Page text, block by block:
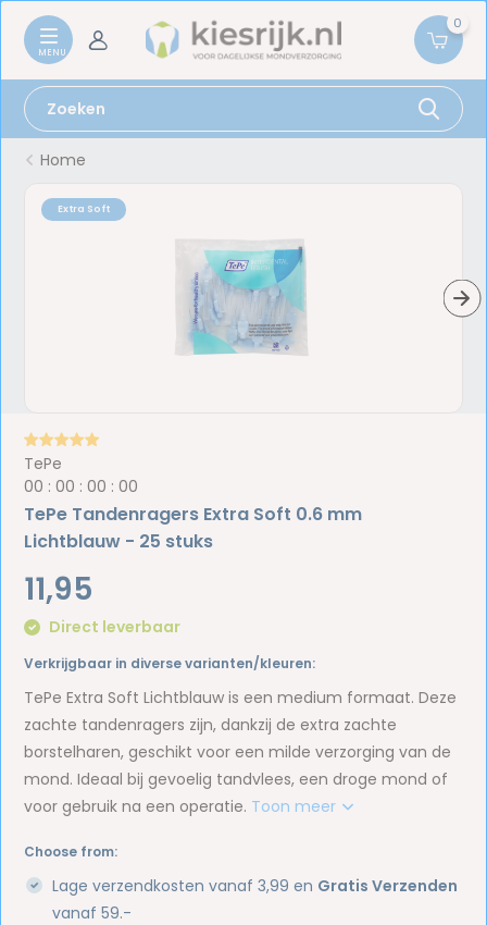
0
Home
Extra Soft
TePe
00 :00 :00 :00
TePe Tandenragers Extra Soft 0.6 mm
Lichtblauw - 25 stuks
11,95
Direct leverbaar
Verkrijgbaar in diverse varianten/kleuren:
TePe Extra Soft Lichtblauw is een medium formaat. Deze
zachte tandenragers zijn, dankzij de extra zachte
borstelharen, geschikt voor een milde verzorging van de
mond. Ideaal bij gevoelig tandvlees, een droge mond of
voor gebruik na een operatie. Toon meer
Choose from:
Lage verzendkosten vanaf 3,99 en Gratis Verzenden
vanaf 59.-